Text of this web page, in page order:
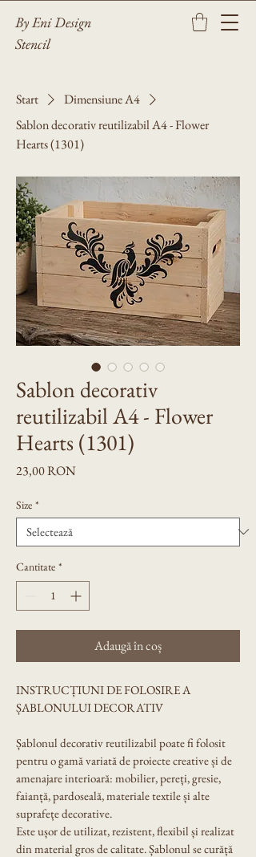
By Eni Design
Stencil
Start
Dimensiune A4
Sablon decorativ reutilizabil A4 - Flower
Hearts (1301)
Sablon decorativ
reutilizabil A4 - Flower
Hearts (1301)
23,00 RONPreț
Size *
Cantitate *
Adaugă în coș
INSTRUCȚIUNI DE FOLOSIRE A
ȘABLONULUI DECORATIV
Șablonul decorativ reutilizabil poate fi folosit
pentru o gamă variată de proiecte creative și de
amenajare interioară: mobilier, pereți, gresie,
faianță, pardoseală, materiale textile și alte
suprafețe decorative.
Este ușor de utilizat, rezistent, flexibil și realizat
din material gros de calitate. Șablonul se curăță